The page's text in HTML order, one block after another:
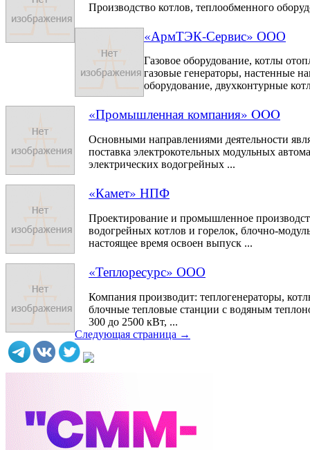
Производство котлов, теплообменного
«АрмТЭК-Сервис» ООО
Газовое оборудование, котлы
газовые генераторы, настенные
оборудование, двухконтурные
«Промышленная компания» OOO
Основными направлениями деятельности
поставка электрокотельных модульных
электрических водогрейных ...
«Камет» НПФ
Проектирование и промышленное
водогрейных котлов и горелок, блочно-
настоящее время освоен выпуск ...
«Теплоресурс» ООО
Компания производит: теплогенераторы,
блочные тепловые станции с водяным
300 до 2500 кВт, ...
Следующая страница →